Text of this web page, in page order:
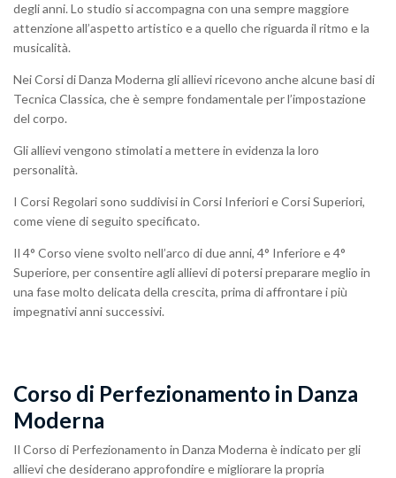
degli anni. Lo studio si accompagna con una sempre maggiore
attenzione all’aspetto artistico e a quello che riguarda il ritmo e la
musicalità.
Nei Corsi di Danza Moderna gli allievi ricevono anche alcune basi di
Tecnica Classica, che è sempre fondamentale per l’impostazione
del corpo.
Gli allievi vengono stimolati a mettere in evidenza la loro
personalità.
I Corsi Regolari sono suddivisi in Corsi Inferiori e Corsi Superiori,
come viene di seguito specificato.
Il 4° Corso viene svolto nell’arco di due anni, 4° Inferiore e 4°
Superiore, per consentire agli allievi di potersi preparare meglio in
una fase molto delicata della crescita, prima di affrontare i più
impegnativi anni successivi.
Corso di Perfezionamento in Danza
Moderna
Il Corso di Perfezionamento in Danza Moderna è indicato per gli
allievi che desiderano approfondire e migliorare la propria